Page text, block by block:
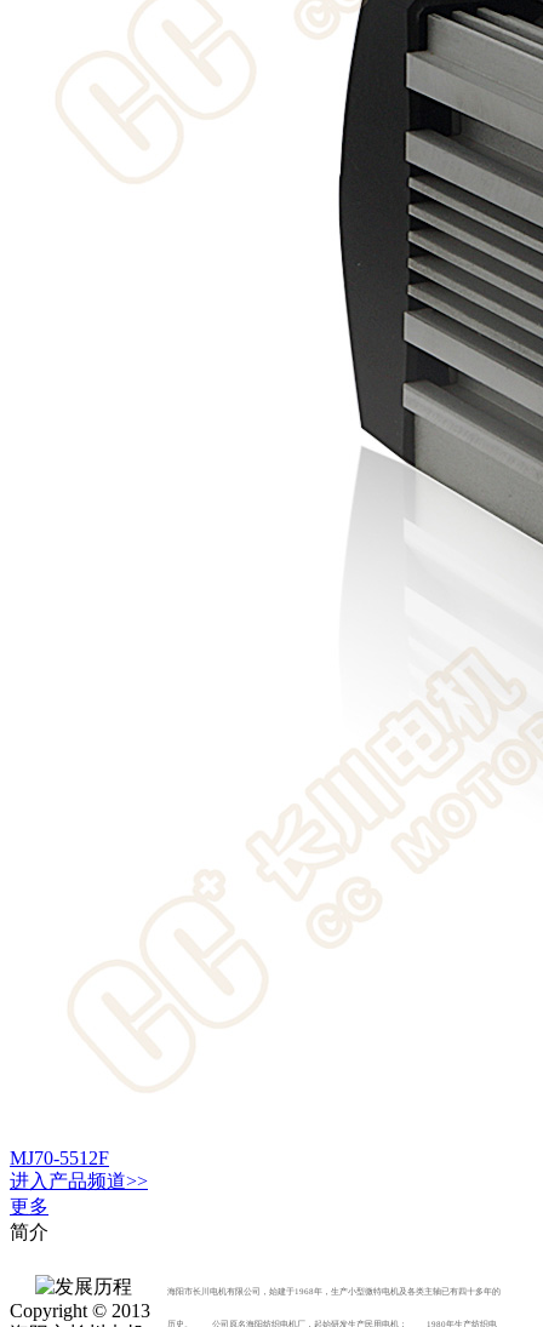
MJ70-5512F
进入 产品频道>>
更多
简介
海阳市长川电机有限公司，始建于1968年，生产小型微特电机及各类主轴已有四十多年的
历史。 公司原名海阳纺织电机厂，起始研发生产民用电机； 1980年生产纺织电
Copyright © 2013